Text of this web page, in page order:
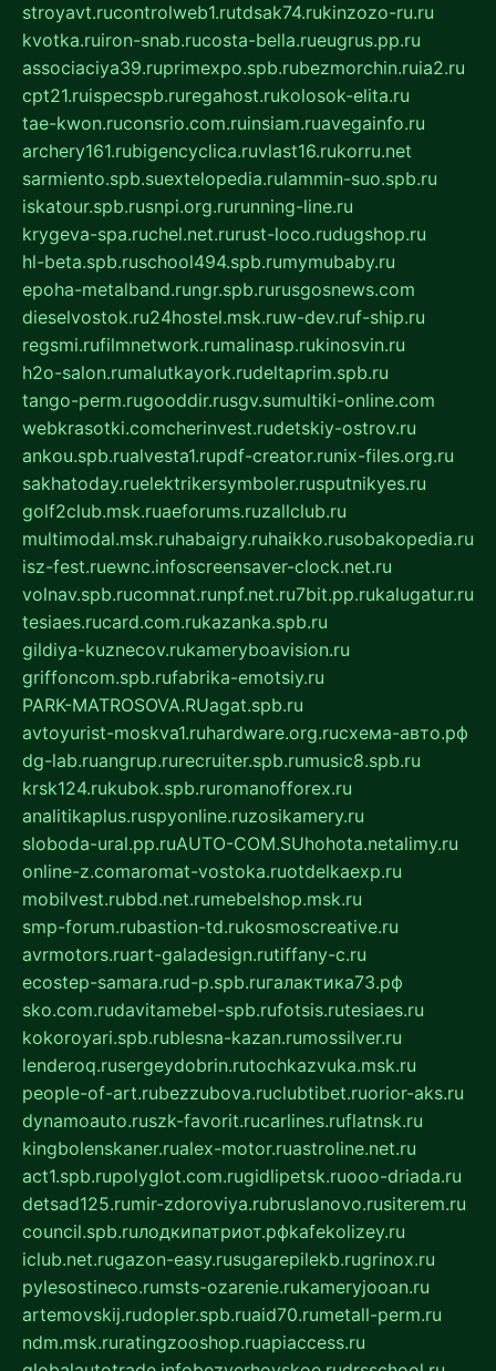
stroyavt.rucontrolweb1.rutdsak74.rukinzozo-ru.ru
kvotka.ruiron-snab.rucosta-bella.rueugrus.pp.ru
associaciya39.ruprimexpo.spb.rubezmorchin.ruia2.ru
cpt21.ruispecspb.ruregahost.rukolosok-elita.ru
tae-kwon.ruconsrio.com.ruinsiam.ruavegainfo.ru
archery161.rubigencyclica.ruvlast16.rukorru.net
sarmiento.spb.suextelopedia.rulammin-suo.spb.ru
iskatour.spb.rusnpi.org.rurunning-line.ru
krygeva-spa.ruchel.net.rurust-loco.rudugshop.ru
hl-beta.spb.ruschool494.spb.rumymubaby.ru
epoha-metalband.rungr.spb.rurusgosnews.com
dieselvostok.ru24hostel.msk.ruw-dev.ruf-ship.ru
regsmi.rufilmnetwork.rumalinasp.rukinosvin.ru
h2o-salon.rumalutkayork.rudeltaprim.spb.ru
tango-perm.rugooddir.rusgv.sumultiki-online.com
webkrasotki.comcherinvest.rudetskiy-ostrov.ru
ankou.spb.rualvesta1.rupdf-creator.runix-files.org.ru
sakhatoday.ruelektrikersymboler.rusputnikyes.ru
golf2club.msk.ruaeforums.ruzallclub.ru
multimodal.msk.ruhabaigry.ruhaikko.rusobakopedia.ru
isz-fest.ruewnc.infoscreensaver-clock.net.ru
volnav.spb.rucomnat.runpf.net.ru7bit.pp.rukalugatur.ru
tesiaes.rucard.com.rukazanka.spb.ru
gildiya-kuznecov.rukameryboavision.ru
griffoncom.spb.rufabrika-emotsiy.ru
PARK-MATROSOVA.RUagat.spb.ru
avtoyurist-moskva1.ruhardware.org.ruсхема-авто.рф
dg-lab.ruangrup.rurecruiter.spb.rumusic8.spb.ru
krsk124.rukubok.spb.ruromanofforex.ru
analitikaplus.ruspyonline.ruzosikamery.ru
sloboda-ural.pp.ruAUTO-COM.SUhohota.netalimy.ru
online-z.comaromat-vostoka.ruotdelkaexp.ru
mobilvest.rubbd.net.rumebelshop.msk.ru
smp-forum.rubastion-td.rukosmoscreative.ru
avrmotors.ruart-galadesign.rutiffany-c.ru
ecostep-samara.rud-p.spb.ruгалактика73.рф
sko.com.rudavitamebel-spb.rufotsis.rutesiaes.ru
kokoroyari.spb.rublesna-kazan.rumossilver.ru
lenderoq.rusergeydobrin.rutochkazvuka.msk.ru
people-of-art.rubezzubova.ruclubtibet.ruorior-aks.ru
dynamoauto.ruszk-favorit.rucarlines.ruflatnsk.ru
kingbolenskaner.rualex-motor.ruastroline.net.ru
act1.spb.rupolyglot.com.rugidlipetsk.ruooo-driada.ru
detsad125.rumir-zdoroviya.rubruslanovo.rusiterem.ru
council.spb.ruлодкипатриот.рфkafekolizey.ru
iclub.net.rugazon-easy.rusugarepilekb.rugrinox.ru
pylesostineco.rumsts-ozarenie.rukameryjooan.ru
artemovskij.rudopler.spb.ruaid70.rumetall-perm.ru
ndm.msk.ruratingzooshop.ruapiaccess.ru